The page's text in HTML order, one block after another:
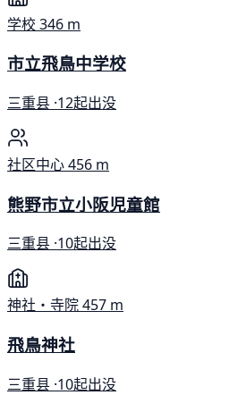
学校346 m
市立飛鳥中学校
三重县 ·12起出没
社区中心456 m
熊野市立小阪児童館
三重县 ·10起出没
神社・寺院457 m
飛鳥神社
三重县 ·10起出没